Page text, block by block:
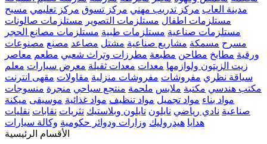
مدينة العاب مركز تدريب مهني مركز تسوق مركز تعليمي مسبح
مستلزمات اطفال مستلزمات التصوير مستلزمات صالونات
مستلزمات صناعية مستلزمات طبية مستلزمات مصانع الحجر
مسرح مسمكة مشاريع صناعية مشتل مصاعد مصنع مصنوعات
ورقية مطابخ مطاحن مطبعة مطرزات وتراث شعبي مطعم معاصر
زيت الزيتون ولوازمها معدات معدات ثقيلة معرض سيارات معلم
سياقة نظري مفروشات مفروشات منزلية مقاولات مقهى انترنت
مكتب هندسي مكتبة ملابس ملحمة منتجع سياحي منجرة منسوجات
مواد بناء مواد تجميل مواد تنظيف مواد غذائية موسيقى ميكنة
صناعية نادي رياضي نايلون نايلون وبلاستيك نثريات نقابات نقليات
هدايا هيدروليك وزارات ودوائر حكومية وكالة سيارات
الأقسام الرئيسية